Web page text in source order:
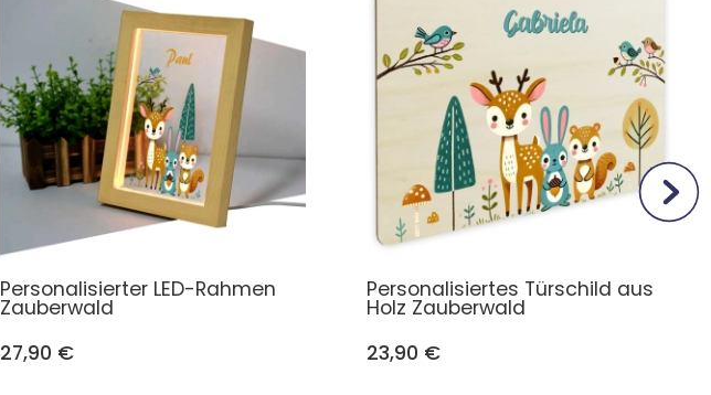
Personalisierter LED-Rahmen
Zauberwald
27,90 €
Personalisiertes Türschild aus
Holz Zauberwald
23,90 €